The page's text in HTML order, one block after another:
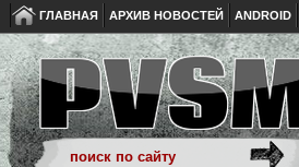
ГЛАВНАЯ АРХИВ НОВОСТЕЙ ANDROID